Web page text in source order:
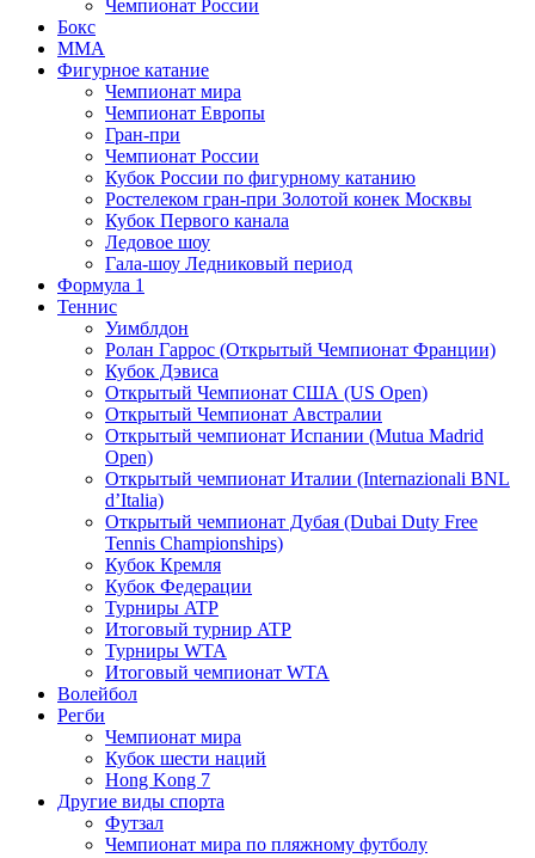
Чемпионат России
Бокс
MMA
Фигурное катание
Чемпионат мира
Чемпионат Европы
Гран-при
Чемпионат России
Кубок России по фигурному катанию
Ростелеком гран-при Золотой конек Москвы
Кубок Первого канала
Ледовое шоу
Гала-шоу Ледниковый период
Формула 1
Теннис
Уимблдон
Ролан Гаррос (Открытый Чемпионат Франции)
Кубок Дэвиса
Открытый Чемпионат США (US Open)
Открытый Чемпионат Австралии
Открытый чемпионат Испании (Mutua Madrid
Open)
Открытый чемпионат Италии (Internazionali BNL
d’Italia)
Открытый чемпионат Дубая (Dubai Duty Free
Tennis Championships)
Кубок Кремля
Кубок Федерации
Турниры ATP
Итоговый турнир ATP
Турниры WTA
Итоговый чемпионат WTA
Волейбол
Регби
Чемпионат мира
Кубок шести наций
Hong Kong 7
Другие виды спорта
Футзал
Чемпионат мира по пляжному футболу